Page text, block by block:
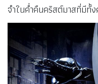
จำในค่ำคืนคริสต์มาสที่มีทั้